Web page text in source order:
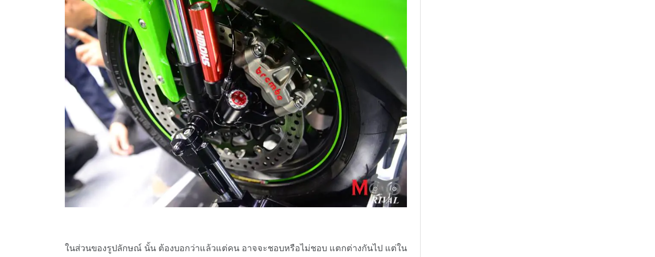
ในส่วนของรูปลักษณ์ นั้น ต้องบอกว่าแล้วแต่คน อาจจะชอบหรือไม่ชอบ แตกต่างกันไป แต่ใน